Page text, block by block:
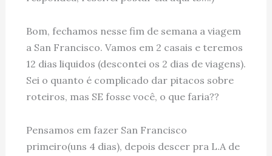
Bom, fechamos nesse fim de semana a viagem
a San Francisco. Vamos em 2 casais e teremos
12 dias liquidos (descontei os 2 dias de viagens).
Sei o quanto é complicado dar pitacos sobre
roteiros, mas SE fosse você, o que faria??
Pensamos em fazer San Francisco
primeiro(uns 4 dias), depois descer pra L.A de